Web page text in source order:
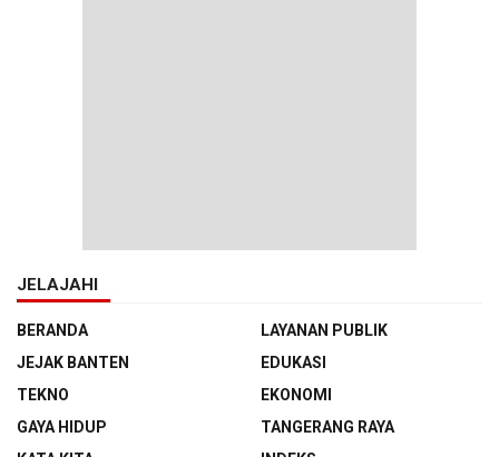
JELAJAHI
BERANDA
LAYANAN PUBLIK
JEJAK BANTEN
EDUKASI
TEKNO
EKONOMI
GAYA HIDUP
TANGERANG RAYA